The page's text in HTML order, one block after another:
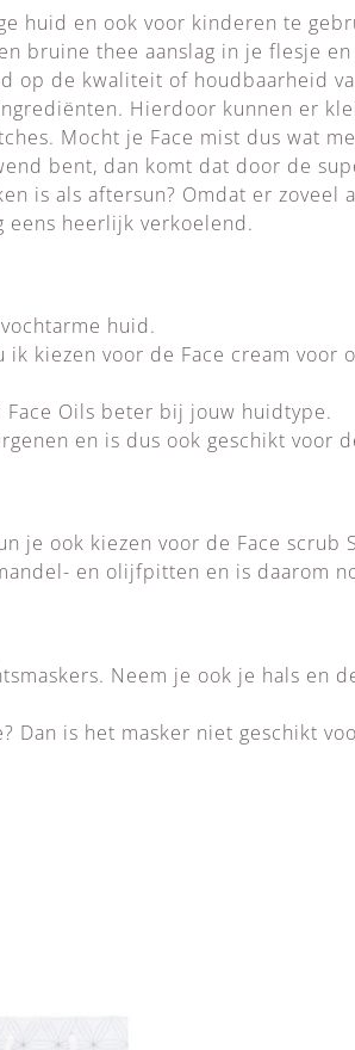
huid en ook voor kinderen te
bruine thee aanslag in je flesje
op de kwaliteit of houdbaarheid
Hierdoor kunnen er
Mocht je Face mist dus wat
bent, dan komt dat door de
is als aftersun? Omdat er zoveel
eens heerlijk verkoelend.
huid.
kiezen voor de Face cream voor
Face Oils beter bij jouw huidtype.
en is dus ook geschikt voor
je ook kiezen voor de Face scrub
en olijfpitten en is daarom
Neem je ook je hals en
Dan is het masker niet geschikt